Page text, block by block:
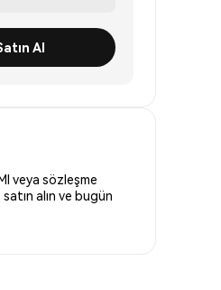
Al
veya sözleşme
alın ve bugün